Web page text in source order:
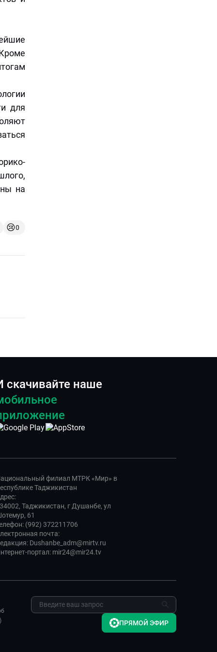
для
на
😢0
скачивайте наше
филиал МТРК «Мир» в
Таджикистан
Таджикистан, г Душанбе, ул
61
(992) 372211706
почта:
Dushanbe_adm@mirtv.ru
портал: mir24@mir24.tv
ПРЯМОЙ ЭФИР